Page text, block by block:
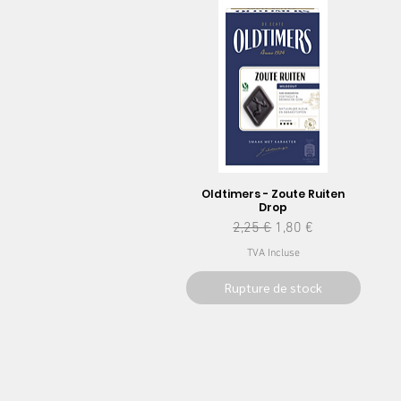
Oldtimers - Zoute Ruiten
Drop
Prix original
2,25 € Prix promotionnel
1,80 €
TVA Incluse
Rupture de stock